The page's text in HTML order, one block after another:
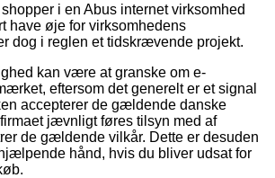
i en Abus internet virksomhed
have øje for virksomhedens
dog i reglen et tidskrævende projekt.
kan være at granske om e-
eftersom det generelt er et signal
accepterer de gældende danske
jævnligt føres tilsyn med af
de gældende vilkår. Dette er desuden
hånd, hvis du bliver udsat for